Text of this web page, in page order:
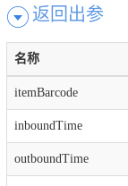
返回出参
名称
itemBarcode
inboundTime
outboundTime